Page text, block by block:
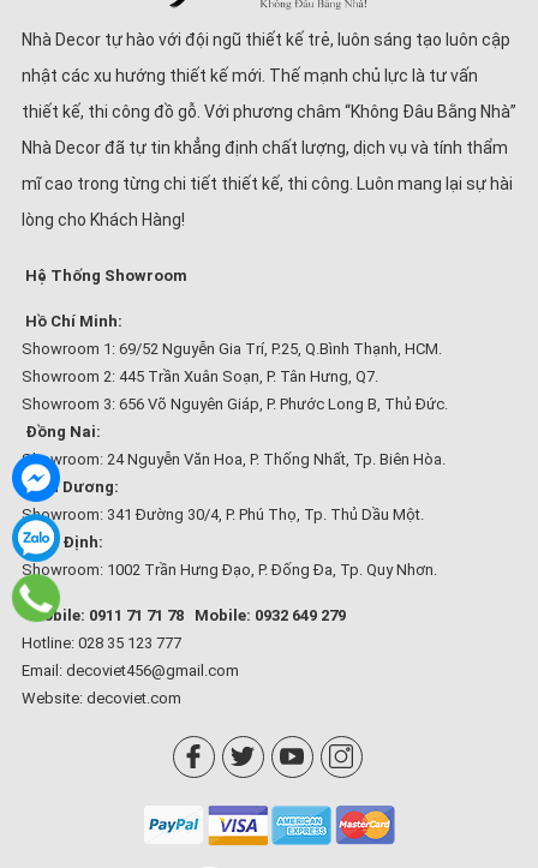
Nhà Decor tự hào với đội ngũ thiết kế trẻ, luôn sáng tạo luôn cập
nhật các xu hướng thiết kế mới. Thế mạnh chủ lực là tư vấn
thiết kế, thi công đồ gỗ. Với phương châm “Không Đâu Bằng Nhà”
Nhà Decor đã tự tin khẳng định chất lượng, dịch vụ và tính thẩm
mĩ cao trong từng chi tiết thiết kế, thi công. Luôn mang lại sự hài
lòng cho Khách Hàng!
Hệ Thống Showroom
Hồ Chí Minh:
Showroom 1: 69/52 Nguyễn Gia Trí, P.25, Q.Bình Thạnh, HCM.
Showroom 2: 445 Trần Xuân Soạn, P. Tân Hưng, Q7.
Showroom 3: 656 Võ Nguyên Giáp, P. Phước Long B, Thủ Đức.
Đồng Nai:
Showroom: 24 Nguyễn Văn Hoa, P. Thống Nhất, Tp. Biên Hòa.
Bình Dương:
Showroom: 341 Đường 30/4, P. Phú Thọ, Tp. Thủ Dầu Một.
Bình Định:
Showroom: 1002 Trần Hưng Đạo, P. Đống Đa, Tp. Quy Nhơn.
Mobile: 0911 71 71 78
Mobile: 0932 649 279
Hotline: 028 35 123 777
Email: decoviet456@gmail.com
Website: decoviet.com